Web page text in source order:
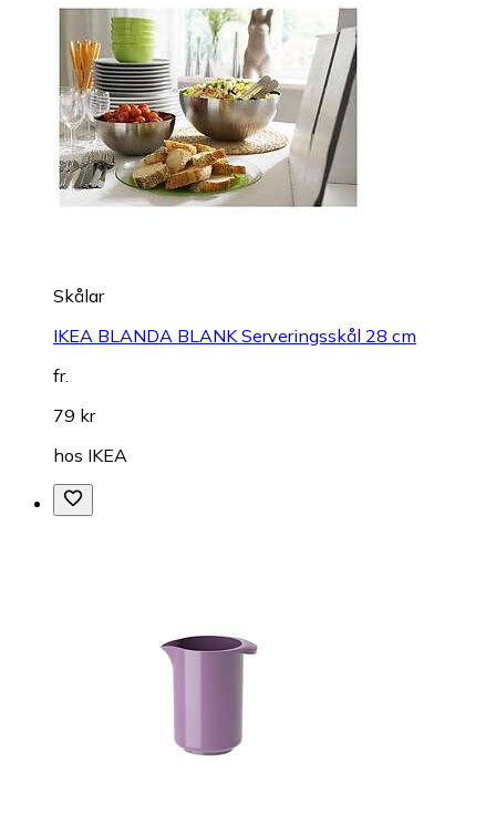
Skålar
IKEA BLANDA BLANK Serveringsskål 28 cm
fr.
79 kr
hos IKEA